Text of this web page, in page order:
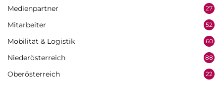
Medienpartner 27
Mitarbeiter 52
Mobilität & Logistik 60
Niederösterreich 88
Oberösterreich 22